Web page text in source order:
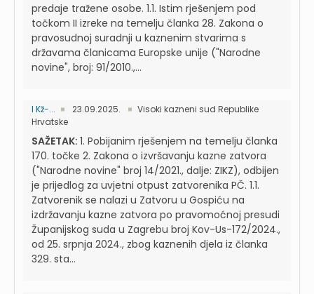
predaje tražene osobe. 1.1. Istim rješenjem pod
točkom II izreke na temelju članka 28. Zakona o
pravosudnoj suradnji u kaznenim stvarima s
državama članicama Europske unije ("Narodne
novine", broj: 91/2010.,...
I Kž-... 23.09.2025.
Visoki kazneni sud Republike
Hrvatske
SAŽETAK: 1. Pobijanim rješenjem na temelju članka
170. točke 2. Zakona o izvršavanju kazne zatvora
("Narodne novine" broj 14/2021., dalje: ZIKZ), odbijen
je prijedlog za uvjetni otpust zatvorenika PČ. 1.1.
Zatvorenik se nalazi u Zatvoru u Gospiću na
izdržavanju kazne zatvora po pravomoćnoj presudi
Županijskog suda u Zagrebu broj Kov-Us-172/2024.,
od 25. srpnja 2024., zbog kaznenih djela iz članka
329. sta...